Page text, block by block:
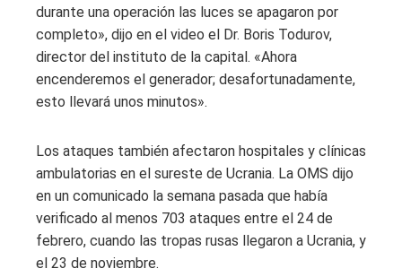
durante una operación las luces se apagaron por
completo», dijo en el video el Dr. Boris Todurov,
director del instituto de la capital. «Ahora
encenderemos el generador; desafortunadamente,
esto llevará unos minutos».
Los ataques también afectaron hospitales y clínicas
ambulatorias en el sureste de Ucrania. La OMS dijo
en un comunicado la semana pasada que había
verificado al menos 703 ataques entre el 24 de
febrero, cuando las tropas rusas llegaron a Ucrania, y
el 23 de noviembre.